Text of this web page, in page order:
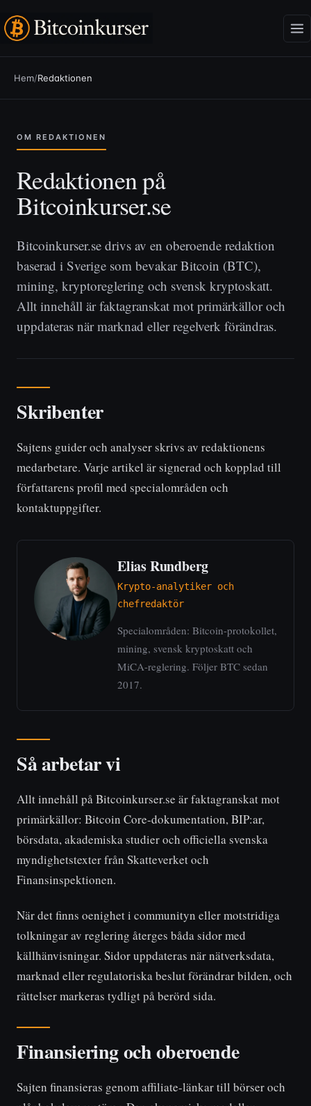
Hem/Redaktionen
OM REDAKTIONEN
Redaktionen på
Bitcoinkurser.se
Bitcoinkurser.se drivs av en oberoende redaktion
baserad i Sverige som bevakar Bitcoin (BTC),
mining, kryptoreglering och svensk kryptoskatt.
Allt innehåll är faktagranskat mot primärkällor och
uppdateras när marknad eller regelverk förändras.
Skribenter
Sajtens guider och analyser skrivs av redaktionens
medarbetare. Varje artikel är signerad och kopplad till
författarens profil med specialområden och
kontaktuppgifter.
Elias Rundberg
Krypto-analytiker och
chefredaktör
Specialområden: Bitcoin-protokollet,
mining, svensk kryptoskatt och
MiCA-reglering. Följer BTC sedan
2017.
Så arbetar vi
Allt innehåll på Bitcoinkurser.se är faktagranskat mot
primärkällor: Bitcoin Core-dokumentation, BIP:ar,
börsdata, akademiska studier och officiella svenska
myndighetstexter från Skatteverket och
Finansinspektionen.
När det finns oenighet i communityn eller motstridiga
tolkningar av reglering återges båda sidor med
källhänvisningar. Sidor uppdateras när nätverksdata,
marknad eller regulatoriska beslut förändrar bilden, och
rättelser markeras tydligt på berörd sida.
Finansiering och oberoende
Sajten finansieras genom affiliate-länkar till börser och